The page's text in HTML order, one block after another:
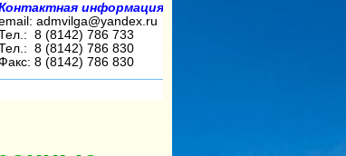
информация:
admvilga@yandex.ru
8 (8142) 786 733
8 (8142) 786 830
8 (8142) 786 830